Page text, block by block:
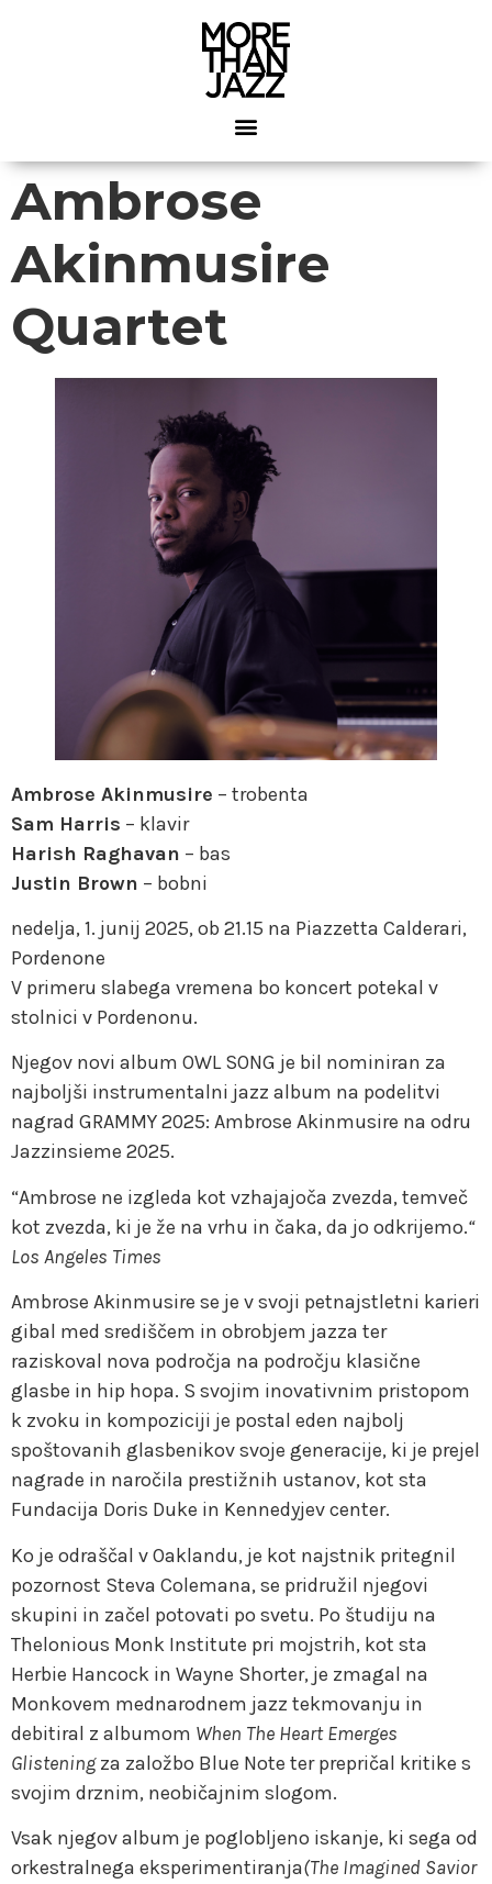
Ambrose
Akinmusire
Quartet
Ambrose Akinmusire – trobenta
Sam Harris – klavir
Harish Raghavan – bas
Justin Brown – bobni
nedelja, 1. junij 2025, ob 21.15 na Piazzetta Calderari,
Pordenone
V primeru slabega vremena bo koncert potekal v
stolnici v Pordenonu.
Njegov novi album OWL SONG je bil nominiran za
najboljši instrumentalni jazz album na podelitvi
nagrad GRAMMY 2025: Ambrose Akinmusire na odru
Jazzinsieme 2025.
“Ambrose ne izgleda kot vzhajajoča zvezda, temveč
kot zvezda, ki je že na vrhu in čaka, da jo odkrijemo.“
Los Angeles Times
Ambrose Akinmusire se je v svoji petnajstletni karieri
gibal med središčem in obrobjem jazza ter
raziskoval nova področja na področju klasične
glasbe in hip hopa. S svojim inovativnim pristopom
k zvoku in kompoziciji je postal eden najbolj
spoštovanih glasbenikov svoje generacije, ki je prejel
nagrade in naročila prestižnih ustanov, kot sta
Fundacija Doris Duke in Kennedyjev center.
Ko je odraščal v Oaklandu, je kot najstnik pritegnil
pozornost Steva Colemana, se pridružil njegovi
skupini in začel potovati po svetu. Po študiju na
Thelonious Monk Institute pri mojstrih, kot sta
Herbie Hancock in Wayne Shorter, je zmagal na
Monkovem mednarodnem jazz tekmovanju in
debitiral z albumom When The Heart Emerges
Glisteningza založbo Blue Note ter prepričal kritike s
svojim drznim, neobičajnim slogom.
Vsak njegov album je poglobljeno iskanje, ki sega od
orkestralnega eksperimentiranja(The Imagined Savior